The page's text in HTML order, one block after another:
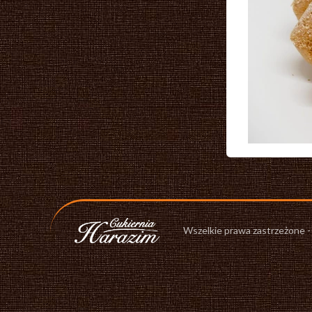
Wszelkie prawa zastrzeżone